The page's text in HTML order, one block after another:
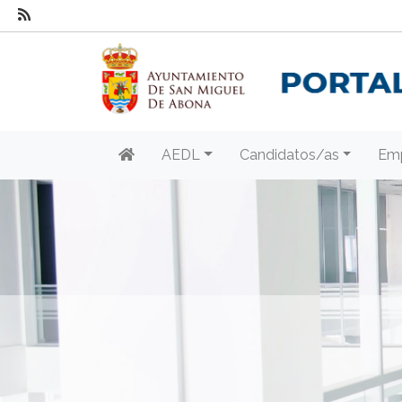
AEDL Candidatos/as